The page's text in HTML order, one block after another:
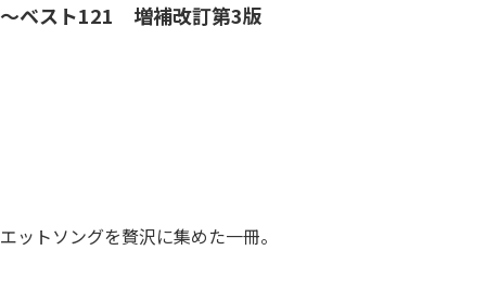
ベスト121 増補改訂第3版
ットソングを贅沢に集めた一冊。